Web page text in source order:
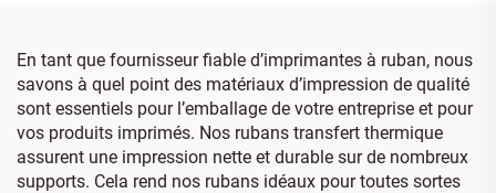
En tant que fournisseur fiable d’imprimantes à ruban, nous
savons à quel point des matériaux d’impression de qualité
sont essentiels pour l’emballage de votre entreprise et pour
vos produits imprimés. Nos rubans transfert thermique
assurent une impression nette et durable sur de nombreux
supports. Cela rend nos rubans idéaux pour toutes sortes